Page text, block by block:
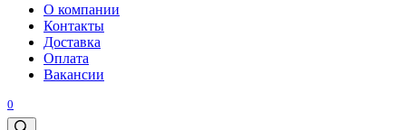
О компании
Контакты
Доставка
Оплата
Вакансии
0